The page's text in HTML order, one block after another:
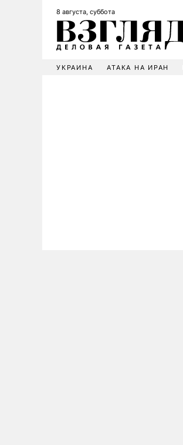
8 августа, суббота
УКРАИНА АТАКА НА ИРАН